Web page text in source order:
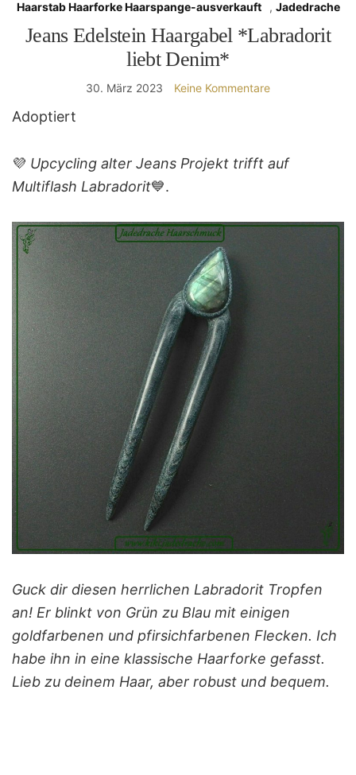
Haarstab Haarforke Haarspange-ausverkauft , Jadedrache
Jeans Edelstein Haargabel *Labradorit
liebt Denim*
30. März 2023 Keine Kommentare
Adoptiert
💜 Upcycling alter Jeans Projekt trifft auf
Multiflash Labradorit💙.
Guck dir diesen herrlichen Labradorit Tropfen
an! Er blinkt von Grün zu Blau mit einigen
goldfarbenen und pfirsichfarbenen Flecken. Ich
habe ihn in eine klassische Haarforke gefasst.
Lieb zu deinem Haar, aber robust und bequem.